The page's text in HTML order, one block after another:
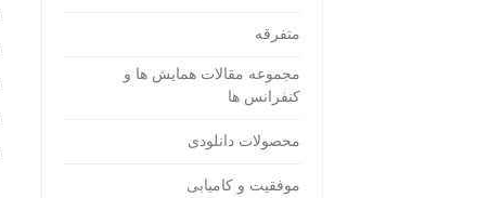
متفرقه
مجموعه مقالات همایش ها و
کنفرانس ها
محصولات دانلودی
موفقیت و کامیابی